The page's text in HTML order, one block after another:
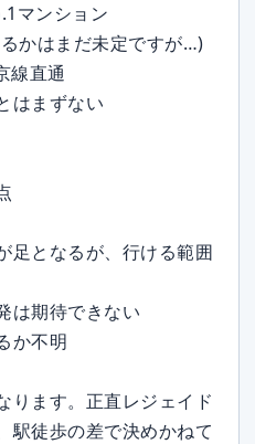
マンション
かはまだ未定ですが…)
線直通
はまずない
足となるが、行ける範囲
は期待できない
か不明
ります。正直レジェイド
駅徒歩の差で決めかねて